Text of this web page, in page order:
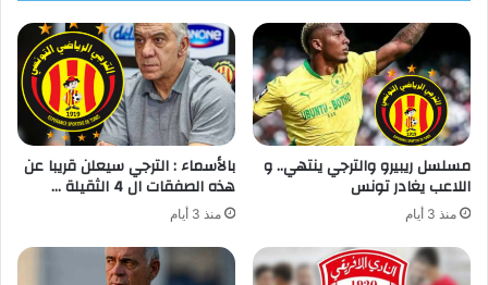
مسلسل ريبيرو والترجي ينتهي.. و
اللاعب يغادر تونس
منذ 3 أيام
بالأسماء : الترجي سيعلن قريبا عن
هذه الصفقات ال 4 الثقيلة …
منذ 3 أيام